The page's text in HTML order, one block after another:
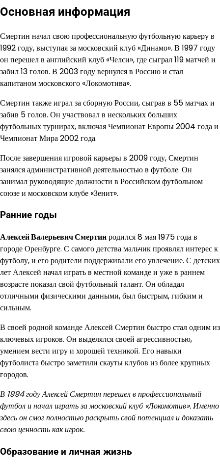
Основная информация
Смертин начал свою профессиональную футбольную карьеру в
1992 году, выступая за московский клуб «Динамо». В 1997 году
он перешел в английский клуб «Челси», где сыграл 119 матчей и
забил 13 голов. В 2003 году вернулся в Россию и стал
капитаном московского «Локомотива».
Смертин также играл за сборную России, сыграв в 55 матчах и
забив 5 голов. Он участвовал в нескольких больших
футбольных турнирах, включая Чемпионат Европы 2004 года и
Чемпионат Мира 2002 года.
После завершения игровой карьеры в 2009 году, Смертин
занялся административной деятельностью в футболе. Он
занимал руководящие должности в Российском футбольном
союзе и московском клубе «Зенит».
Ранние годы
Алексей Валерьевич Смертинродился 8 мая 1975 года в
городе Оренбурге. С самого детства мальчик проявлял интерес к
футболу, и его родители поддерживали его увлечение. С детских
лет Алексей начал играть в местной команде и уже в раннем
возрасте показал свой футбольный талант. Он обладал
отличными физическими данными, был быстрым, гибким и
сильным.
В своей родной команде Алексей Смертин быстро стал одним из
ключевых игроков. Он выделялся своей агрессивностью,
умением вести игру и хорошей техникой. Его навыки
футболиста быстро заметили скауты клубов из более крупных
городов.
В 1994 году Алексей Смертин перешел в профессиональный
футбол и начал играть за московский клуб «Локомотив». Именно
здесь он смог полностью раскрыть свой потенциал и доказать
свою ценность как игрок.
Образование и личная жизнь